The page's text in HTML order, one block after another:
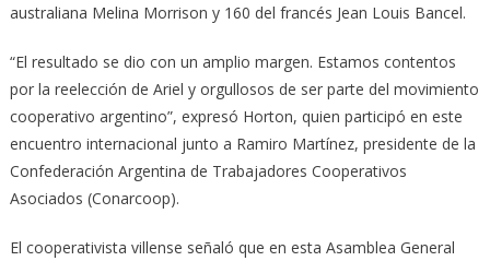
australiana Melina Morrison y 160 del francés Jean Louis Bancel.
“El resultado se dio con un amplio margen. Estamos contentos
por la reelección de Ariel y orgullosos de ser parte del movimiento
cooperativo argentino”, expresó Horton, quien participó en este
encuentro internacional junto a Ramiro Martínez, presidente de la
Confederación Argentina de Trabajadores Cooperativos
Asociados (Conarcoop).
El cooperativista villense señaló que en esta Asamblea General